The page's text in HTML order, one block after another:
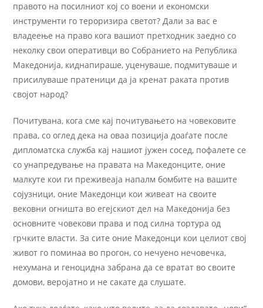
правото на посилниот кој со воени и економски
инструменти го тероризира светот? Дали за вас е
владеење на право кога вашиот претходник заедно со
неколку свои оперативци во Собранието на Република
Македонија, киднапираше, уценуваше, подмитуваше и
присилуваше пратеници да ја кренат раката против
својот народ?
Почитувана, кога сме кај почитувањето на човековите
права, со оглед дека на оваа позиција доаѓате после
дипломатска служба кај нашиот јужен сосед, пофалете се
со унапредување на правата на Македонците, оние
малкуте кои ги преживеаја напалм бомбите на вашите
сојузници, оние Македонци кои живеат на своите
вековни огништа во егејскиот дел на Македонија без
основните човекови права и под силна тортура од
грчките власти. За сите оние Македонци кои целиот свој
живот го поминаа во прогон, со нечуено нечовечка,
нехумана и геноцидна забрана да се вратат во своите
домови, веројатно и не сакате да слушате.